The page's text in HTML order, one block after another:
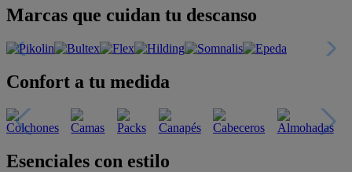
Marcas que cuidan tu descanso
Confort a tu medida
Esenciales con estilo